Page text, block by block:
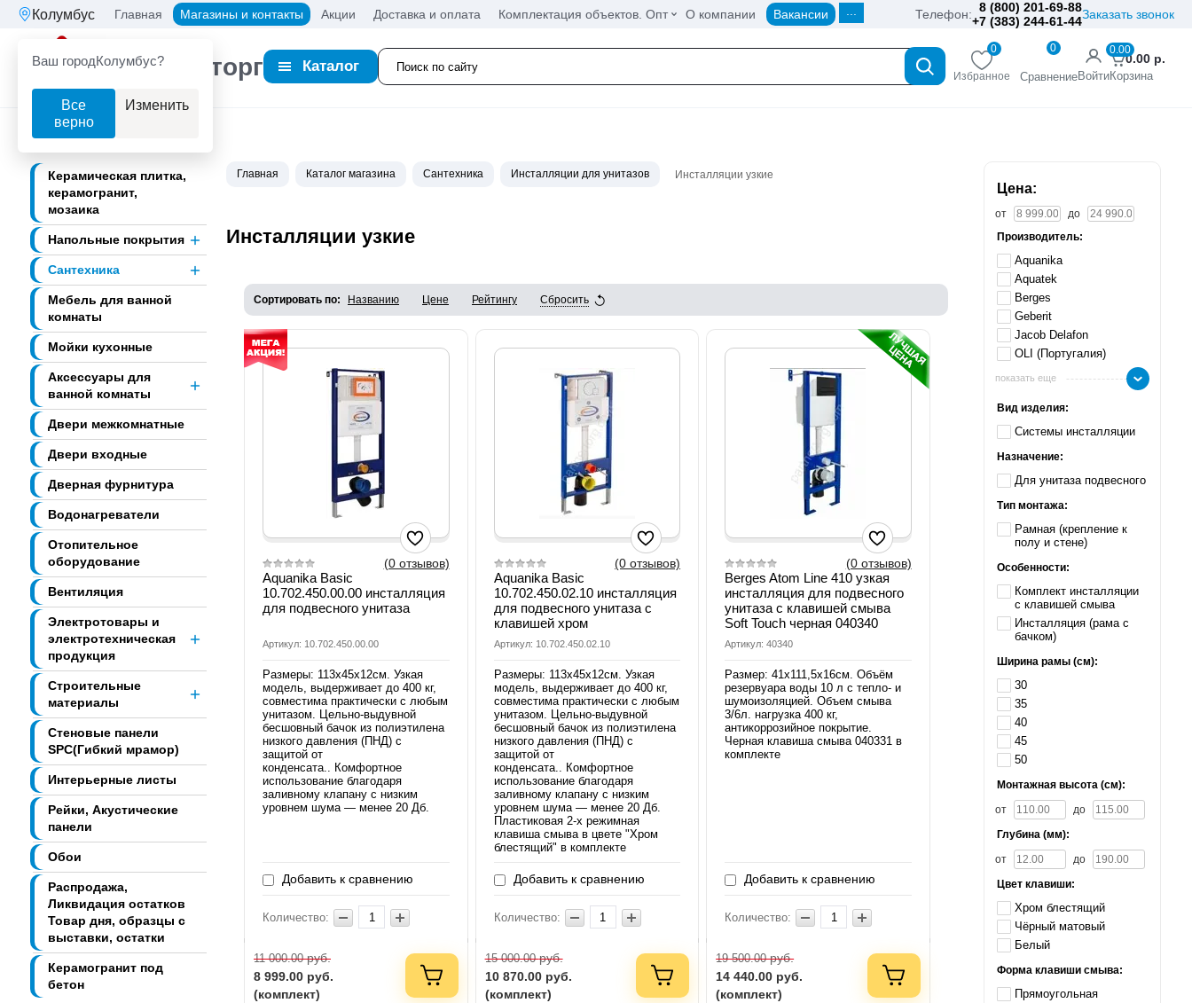
Колумбус
Ваш городКолумбус?
Все
верно
Изменить
Главная Магазины и контакты Акции Доставка и оплата Комплектация объектов. Опт О компании Вакансии Телефон: 8 (800) 201-69-88
+7 (383) 244-61-44Заказать звонок
Партнерторг Каталог
0
Избранное Сравнение
0
Войти
0.00
0.00 р.
Корзина
Керамическая плитка,
керамогранит,
мозаика
Напольные покрытия
Сантехника
Мебель для ванной
комнаты
Мойки кухонные
Аксессуары для
ванной комнаты
Двери межкомнатные
Двери входные
Дверная фурнитура
Водонагреватели
Отопительное
оборудование
Вентиляция
Электротовары и
электротехническая
продукция
Строительные
материалы
Стеновые панели
SPC(Гибкий мрамор)
Интерьерные листы
Рейки, Акустические
панели
Обои
Распродажа,
Ликвидация остатков
Товар дня, образцы с
выставки, остатки
Керамогранит под
бетон
Главная Каталог магазина Сантехника Инсталляции для унитазов Инсталляции узкие
Инсталляции узкие
Сортировать по: Названию Цене Рейтингу Сбросить
(0 отзывов)
Aquanika Basic
10.702.450.00.00 инсталляция
для подвесного унитаза
Артикул: 10.702.450.00.00
Размеры: 113х45х12см. Узкая
модель, выдерживает до 400 кг,
совместима практически с любым
унитазом. Цельно-выдувной
бесшовный бачок из полиэтилена
низкого давления (ПНД) с
защитой от
конденсата.. Комфортное
использование благодаря
заливному клапану с низким
уровнем шума — менее 20 Дб.
Добавить к сравнению
Количество:
11 000.00руб.
8 999.00 руб.
(комплект)
(0 отзывов)
Aquanika Basic
10.702.450.02.10 инсталляция
для подвесного унитаза с
клавишей хром
Артикул: 10.702.450.02.10
Размеры: 113х45х12см. Узкая
модель, выдерживает до 400 кг,
совместима практически с любым
унитазом. Цельно-выдувной
бесшовный бачок из полиэтилена
низкого давления (ПНД) с
защитой от
конденсата.. Комфортное
использование благодаря
заливному клапану с низким
уровнем шума — менее 20 Дб.
Пластиковая 2-х режимная
клавиша смыва в цвете "Хром
блестящий" в комплекте
Добавить к сравнению
Количество:
15 000.00руб.
10 870.00 руб.
(комплект)
(0 отзывов)
Berges Atom Line 410 узкая
инсталляция для подвесного
унитаза с клавишей смыва
Soft Touch черная 040340
Артикул: 40340
Размер: 41х111,5х16см. Объём
резервуара воды 10 л с тепло- и
шумоизоляцией. Объем смыва
3/6л. нагрузка 400 кг,
антикоррозийное покрытие.
Черная клавиша смыва 040331 в
комплекте
Добавить к сравнению
Количество:
19 500.00руб.
14 440.00 руб.
(комплект)
Цена:
от
до
Производитель:
Aquanika
Aquatek
Berges
Geberit
Jacob Delafon
OLI (Португалия)
показать еще
Вид изделия:
Системы инсталляции
Назначение:
Для унитаза подвесного
Тип монтажа:
Рамная (крепление к
полу и стене)
Особенности:
Комплект инсталляции
с клавишей смыва
Инсталляция (рама с
бачком)
Ширина рамы (см):
30
35
40
45
50
Монтажная высота (см):
от
до
Глубина (мм):
от
до
Цвет клавиши:
Хром блестящий
Чёрный матовый
Белый
Форма клавиши смыва:
Прямоугольная